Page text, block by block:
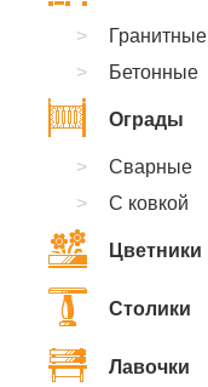
Гранитные
Бетонные
Ограды
Сварные
С ковкой
Цветники
Столики
Лавочки